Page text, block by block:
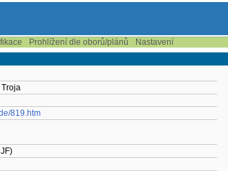
Prohlížení dle oborů/plánů Nastavení
Troja
819.htm